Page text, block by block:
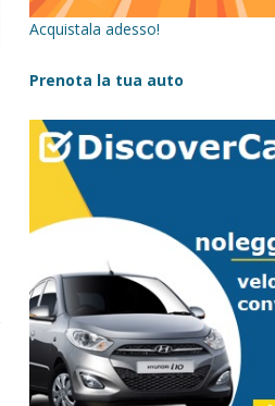
Acquistala adesso!
Prenota la tua auto